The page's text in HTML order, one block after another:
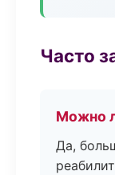
Часто
Можно
Да,